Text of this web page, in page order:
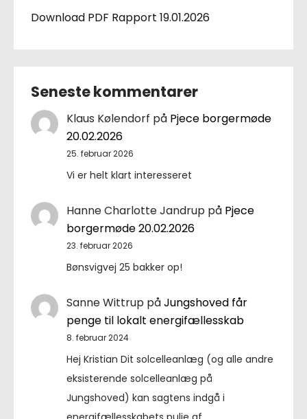
Download PDF Rapport 19.01.2026
Seneste kommentarer
Klaus Kølendorf på Pjece borgermøde
20.02.2026
25. februar 2026
Vi er helt klart interesseret
Hanne Charlotte Jandrup på Pjece
borgermøde 20.02.2026
23. februar 2026
Bønsvigvej 25 bakker op!
Sanne Wittrup påJungshoved får
penge til lokalt energifællesskab
8. februar 2024
Hej Kristian Dit solcelleanlæg (og alle andre
eksisterende solcelleanlæg på
Jungshoved) kan sagtens indgå i